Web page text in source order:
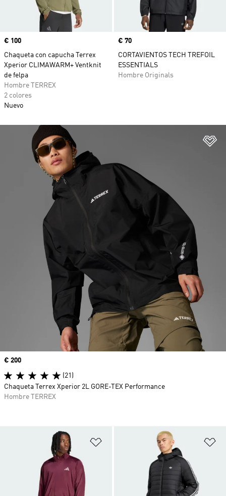
Precio
€ 100
Chaqueta con capucha Terrex
Xperior CLIMAWARM+ Ventknit
de felpa
Hombre TERREX
2 colores
Nuevo
Precio
€ 70
CORTAVIENTOS TECH TREFOIL
ESSENTIALS
Hombre Originals
Añadir a la lista de deseos
Precio
€ 200
(21)
Chaqueta Terrex Xperior 2L GORE-TEX Performance
Hombre TERREX